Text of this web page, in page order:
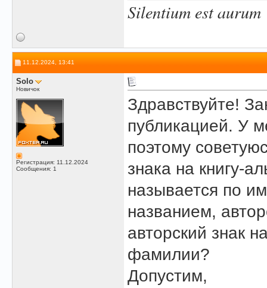
Silentium est aurum
11.12.2024, 13:41
Solo
Новичок
Регистрация: 11.12.2024
Сообщения: 1
Здравствуйте!
публикацией. У
поэтому
знака на книгу-
называется по
названием,
авторский знак
фамилии?
Допустим,